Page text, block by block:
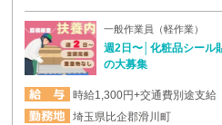
一般作業員（軽作業）
週2日〜│化粧品シール
の大募集
時給1,300円+交通費別途支給
埼玉県比企郡滑川町